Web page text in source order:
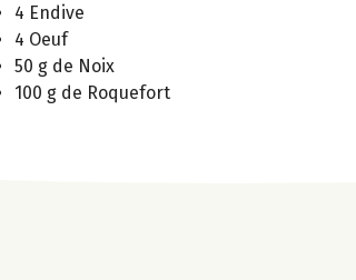
4 Endive
4 Oeuf
50 g de Noix
100 g de Roquefort